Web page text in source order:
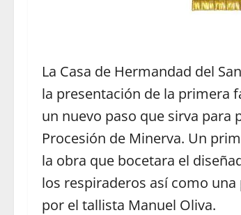
La Casa de Hermandad del
la presentación de la primera
un nuevo paso que sirva para
Procesión de Minerva. Un
la obra que bocetara el
los respiraderos así como
por el tallista Manuel Oliva.